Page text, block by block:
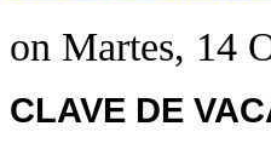
on Martes, 14
CLAVE DE